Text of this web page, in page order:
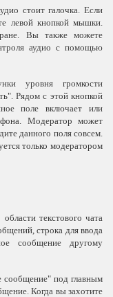
стоит галочка. Если
левой кнопкой мышки.
Вы также можете
аудио с помощью
уровня громкости
Рядом с этой кнопкой
поле включает или
Модератор может
данного поля совсем.
только модератором
текстового чата
строка для ввода
сообщение другому
под главным
Когда вы захотите